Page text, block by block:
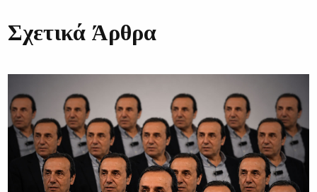
Σχετικά Άρθρα